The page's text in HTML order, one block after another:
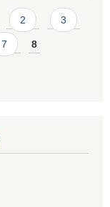
2 3
7 8